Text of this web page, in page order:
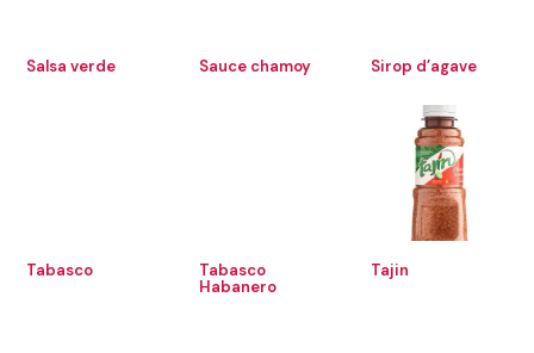
Salsa verde Sauce chamoy Sirop d’agave
Tabasco
Tabasco
Habanero
Tajin